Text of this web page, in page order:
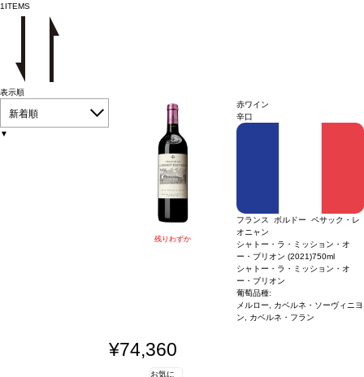
1 ITEMS
表示順
新着順
▼
残りわずか
赤ワイン
辛口
フランス ボルドー ペサック・レ
オニャン
シャトー・ラ・ミッション・オ
ー・ブリオン (2021)750ml
シャトー・ラ・ミッション・オ
ー・ブリオン
葡萄品種:
メルロー, カベルネ・ソーヴィニヨ
ン, カベルネ・フラン
¥74,360
お気に